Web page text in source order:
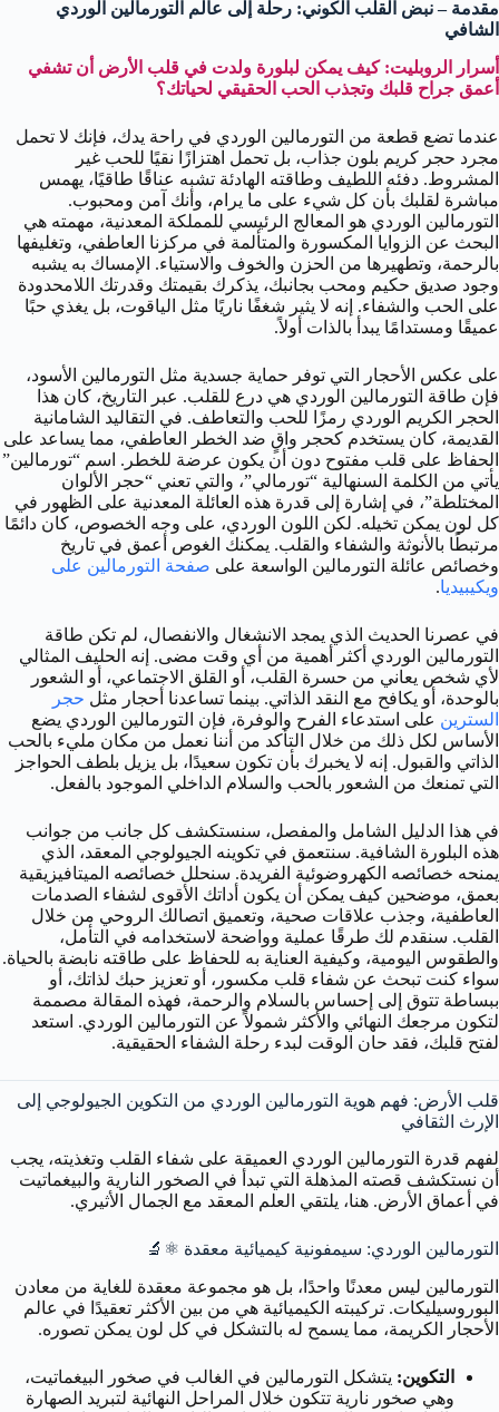
مقدمة – نبض القلب الكوني: رحلة إلى عالم التورمالين الوردي
الشافي
أسرار الروبليت: كيف يمكن لبلورة ولدت في قلب الأرض أن تشفي
أعمق جراح قلبك وتجذب الحب الحقيقي لحياتك؟
عندما تضع قطعة من التورمالين الوردي في راحة يدك، فإنك لا تحمل
مجرد حجر كريم بلون جذاب، بل تحمل اهتزازًا نقيًا للحب غير
المشروط. دفئه اللطيف وطاقته الهادئة تشبه عناقًا طاقيًا، يهمس
مباشرة لقلبك بأن كل شيء على ما يرام، وأنك آمن ومحبوب.
التورمالين الوردي هو المعالج الرئيسي للمملكة المعدنية، مهمته هي
البحث عن الزوايا المكسورة والمتألمة في مركزنا العاطفي، وتغليفها
بالرحمة، وتطهيرها من الحزن والخوف والاستياء. الإمساك به يشبه
وجود صديق حكيم ومحب بجانبك، يذكرك بقيمتك وقدرتك اللامحدودة
على الحب والشفاء. إنه لا يثير شغفًا ناريًا مثل الياقوت، بل يغذي حبًا
عميقًا ومستدامًا يبدأ بالذات أولاً.
على عكس الأحجار التي توفر حماية جسدية مثل التورمالين الأسود،
فإن طاقة التورمالين الوردي هي درع للقلب. عبر التاريخ، كان هذا
الحجر الكريم الوردي رمزًا للحب والتعاطف. في التقاليد الشامانية
القديمة، كان يستخدم كحجر واقٍ ضد الخطر العاطفي، مما يساعد على
الحفاظ على قلب مفتوح دون أن يكون عرضة للخطر. اسم “تورمالين”
يأتي من الكلمة السنهالية “تورمالي”، والتي تعني “حجر الألوان
المختلطة”، في إشارة إلى قدرة هذه العائلة المعدنية على الظهور في
كل لون يمكن تخيله. لكن اللون الوردي، على وجه الخصوص، كان دائمًا
مرتبطًا بالأنوثة والشفاء والقلب. يمكنك الغوص أعمق في تاريخ
وخصائص عائلة التورمالين الواسعة على صفحة التورمالين على
ويكيبيديا.
في عصرنا الحديث الذي يمجد الانشغال والانفصال، لم تكن طاقة
التورمالين الوردي أكثر أهمية من أي وقت مضى. إنه الحليف المثالي
لأي شخص يعاني من حسرة القلب، أو القلق الاجتماعي، أو الشعور
بالوحدة، أو يكافح مع النقد الذاتي. بينما تساعدنا أحجار مثل حجر
السترين على استدعاء الفرح والوفرة، فإن التورمالين الوردي يضع
الأساس لكل ذلك من خلال التأكد من أننا نعمل من مكان مليء بالحب
الذاتي والقبول. إنه لا يخبرك بأن تكون سعيدًا، بل يزيل بلطف الحواجز
التي تمنعك من الشعور بالحب والسلام الداخلي الموجود بالفعل.
في هذا الدليل الشامل والمفصل، سنستكشف كل جانب من جوانب
هذه البلورة الشافية. سنتعمق في تكوينه الجيولوجي المعقد، الذي
يمنحه خصائصه الكهروضوئية الفريدة. سنحلل خصائصه الميتافيزيقية
بعمق، موضحين كيف يمكن أن يكون أداتك الأقوى لشفاء الصدمات
العاطفية، وجذب علاقات صحية، وتعميق اتصالك الروحي من خلال
القلب. سنقدم لك طرقًا عملية وواضحة لاستخدامه في التأمل،
والطقوس اليومية، وكيفية العناية به للحفاظ على طاقته نابضة بالحياة.
سواء كنت تبحث عن شفاء قلب مكسور، أو تعزيز حبك لذاتك، أو
ببساطة تتوق إلى إحساس بالسلام والرحمة، فهذه المقالة مصممة
لتكون مرجعك النهائي والأكثر شمولاً عن التورمالين الوردي. استعد
لفتح قلبك، فقد حان الوقت لبدء رحلة الشفاء الحقيقية.
قلب الأرض: فهم هوية التورمالين الوردي من التكوين الجيولوجي إلى
الإرث الثقافي
لفهم قدرة التورمالين الوردي العميقة على شفاء القلب وتغذيته، يجب
أن نستكشف قصته المذهلة التي تبدأ في الصخور النارية والبيغماتيت
في أعماق الأرض. هنا، يلتقي العلم المعقد مع الجمال الأثيري.
التورمالين الوردي: سيمفونية كيميائية معقدة ⚛️🔬
التورمالين ليس معدنًا واحدًا، بل هو مجموعة معقدة للغاية من معادن
البوروسيليكات. تركيبته الكيميائية هي من بين الأكثر تعقيدًا في عالم
الأحجار الكريمة، مما يسمح له بالتشكل في كل لون يمكن تصوره.
التكوين: يتشكل التورمالين في الغالب في صخور البيغماتيت،
وهي صخور نارية تتكون خلال المراحل النهائية لتبريد الصهارة